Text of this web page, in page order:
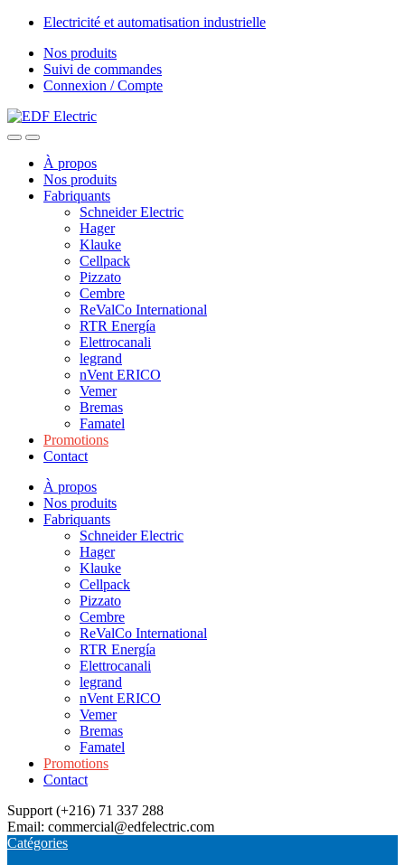
Skip
navigation
Skip
content
Electricité et automatisation industrielle
Nos produits
Suivi de commandes
Connexion / Compte
À propos
Nos produits
Fabriquants
Schneider Electric
Hager
Klauke
Cellpack
Pizzato
Cembre
ReValCo International
RTR Energía
Elettrocanali
legrand
nVent ERICO
Vemer
Bremas
Famatel
Promotions
Contact
À propos
Nos produits
Fabriquants
Schneider Electric
Hager
Klauke
Cellpack
Pizzato
Cembre
ReValCo International
RTR Energía
Elettrocanali
legrand
nVent ERICO
Vemer
Bremas
Famatel
Promotions
Contact
Support (+216) 71 337 288
Email: commercial@edfelectric.com
Catégories